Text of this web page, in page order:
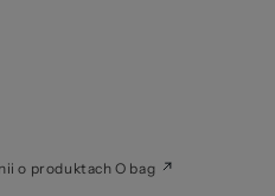
o produktach O bag